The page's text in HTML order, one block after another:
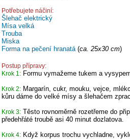
Potřebujete náčiní:
Šlehač elektrický
Mísa velká
Trouba
Miska
Forma na pečení hranatá(ca. 25x30 cm)
Postup přípravy:
Krok 1: Formu vymažeme tukem a
Krok 2: Margarín, cukr, mouku, vejce,
kůru dáme do velké mísy a šlehačem
Krok 3: Těsto rovnoměrně rozetřeme do
předehřáté troubě asi 40 minut dozlatova.
Krok 4: Když korpus trochu vychladne,